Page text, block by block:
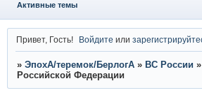
Активные темы
Привет, Гость! Войдите или
» ЭпохА/теремок/БерлогА » ВС России »
Российской Федерации